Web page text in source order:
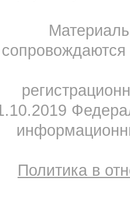
Политика в